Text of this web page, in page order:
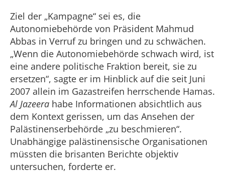
Ziel der „Kampagne“ sei es, die
Autonomiebehörde von Präsident Mahmud
Abbas in Verruf zu bringen und zu schwächen.
„Wenn die Autonomiebehörde schwach wird, ist
eine andere politische Fraktion bereit, sie zu
ersetzen“, sagte er im Hinblick auf die seit Juni
2007 allein im Gazastreifen herrschende Hamas.
Al Jazeera habe Informationen absichtlich aus
dem Kontext gerissen, um das Ansehen der
Palästinenserbehörde „zu beschmieren“.
Unabhängige palästinensische Organisationen
müssten die brisanten Berichte objektiv
untersuchen, forderte er.